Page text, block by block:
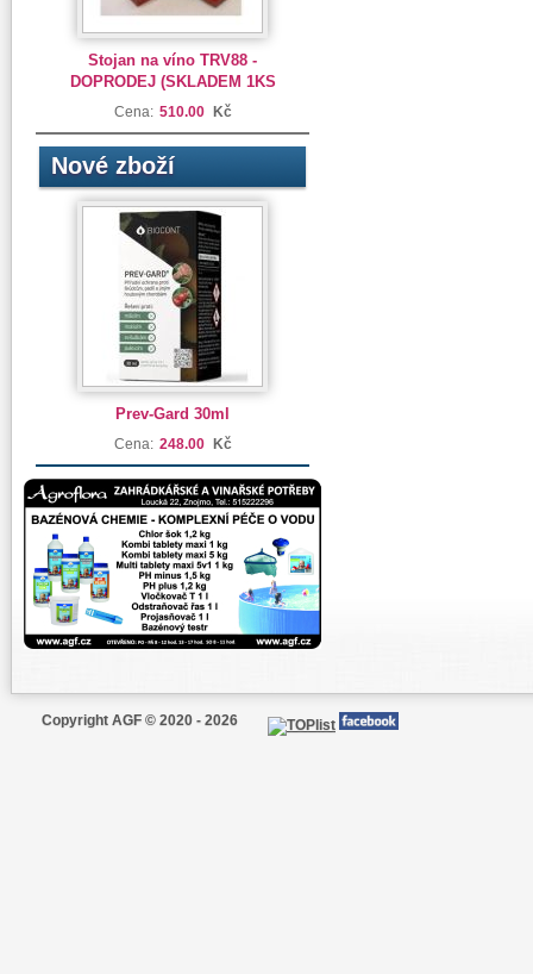
Stojan na víno TRV88 -
DOPRODEJ (SKLADEM 1KS
Cena: 510.00 Kč
Nové zboží
Prev-Gard 30ml
Cena: 248.00 Kč
Copyright AGF © 2020 - 2026